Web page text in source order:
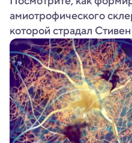
амиотрофического
которой страдал